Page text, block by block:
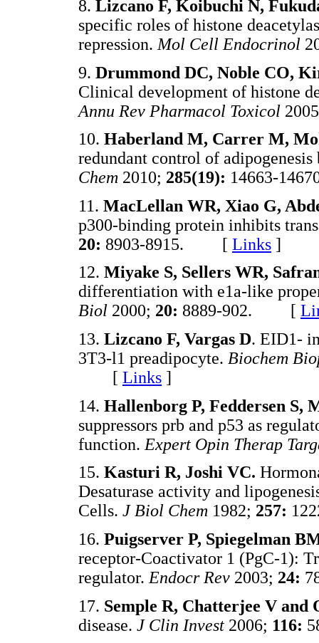
8. Lizcano F, Koibuchi N,
specific roles of histone
repression. Mol Cell Endocrinol
9. Drummond DC, Noble CO,
Clinical development of histone
Annu Rev Pharmacol Toxicol
10. Haberland M, Carrer M,
redundant control of
Chem 2010; 285(19): 14663-
11. MacLellan WR, Xiao G,
p300-binding protein inhibits
20: 8903-8915. [ Links ]
12. Miyake S, Sellers WR,
differentiation with e1a-like
Biol 2000; 20: 8889-902. [
13. Lizcano F, Vargas D. EID1-
3T3-l1 preadipocyte. Biochem
[ Links ]
14. Hallenborg P, Feddersen S,
suppressors prb and p53 as
function. Expert Opin Therap
15. Kasturi R, Joshi VC.
Desaturase activity and
Cells. J Biol Chem 1982; 257:
16. Puigserver P, Spiegelman
receptor-Coactivator 1 (PgC-1):
regulator. Endocr Rev 2003; 24:
17. Semple R, Chatterjee V and
disease. J Clin Invest 2006; 116: